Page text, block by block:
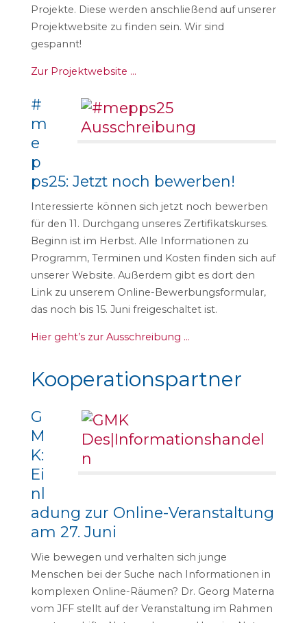
Projekte. Diese werden anschließend auf unserer
Projektwebsite zu finden sein. Wir sind
gespannt!
Zur Projektwebsite …
#
m
e
p
ps25: Jetzt noch bewerben!
Interessierte können sich jetzt noch bewerben
für den 11. Durchgang unseres Zertifikatskurses.
Beginn ist im Herbst. Alle Informationen zu
Programm, Terminen und Kosten finden sich auf
unserer Website. Außerdem gibt es dort den
Link zu unserem Online-Bewerbungsformular,
das noch bis 15. Juni freigeschaltet ist.
Hier geht’s zur Ausschreibung …
Kooperationspartner
G
M
K:
Ei
nl
adung zur Online-Veranstaltung
am 27. Juni
Wie bewegen und verhalten sich junge
Menschen bei der Suche nach Informationen in
komplexen Online-Räumen? Dr. Georg Materna
vom JFF stellt auf der Veranstaltung im Rahmen